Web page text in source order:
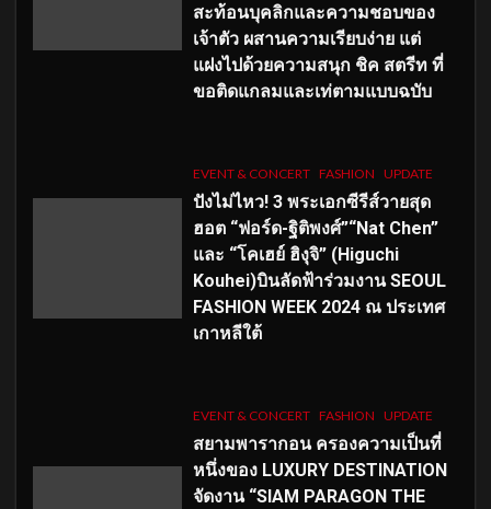
สะท้อนบุคลิกและความชอบของ
เจ้าตัว ผสานความเรียบง่าย แต่
แฝงไปด้วยความสนุก ชิค สตรีท ที่
ขอติดแกลมและเท่ตามแบบฉบับ
EVENT & CONCERT FASHION UPDATE
ปังไม่ไหว! 3 พระเอกซีรีส์วายสุด
ฮอต “ฟอร์ด-ฐิติพงศ์”“Nat Chen”
และ “โคเฮย์ ฮิงุจิ” (Higuchi
Kouhei)บินลัดฟ้าร่วมงาน SEOUL
FASHION WEEK 2024 ณ ประเทศ
เกาหลีใต้
EVENT & CONCERT FASHION UPDATE
สยามพารากอน ครองความเป็นที่
หนึ่งของ LUXURY DESTINATION
จัดงาน “SIAM PARAGON THE